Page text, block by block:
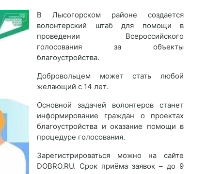
В Лысогорском районе создается
волонтерский штаб для помощи в
проведении Всероссийского
голосования за объекты
благоустройства.
Добровольцем может стать любой
желающий с 14 лет.
Основной задачей волонтеров станет
информирование граждан о проектах
благоустройства и оказание помощи в
процедуре голосования.
Зарегистрироваться можно на сайте
DOBRO.RU. Срок приёма заявок – до 9